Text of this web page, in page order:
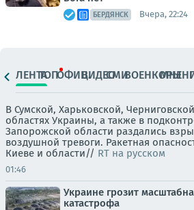
БЕРДЯНСК Вчера, 22:24
ЛЕНТАТОПОФИЦ.ВИДЕОСМИВОЕНКОРЫ
В Сумской, Харьковской,
областях Украины, а также в
Запорожской области раздались
воздушной тревоги. Ракетная
Киеве и области// RT на русском
01:46
Украине грозит
катастрофа